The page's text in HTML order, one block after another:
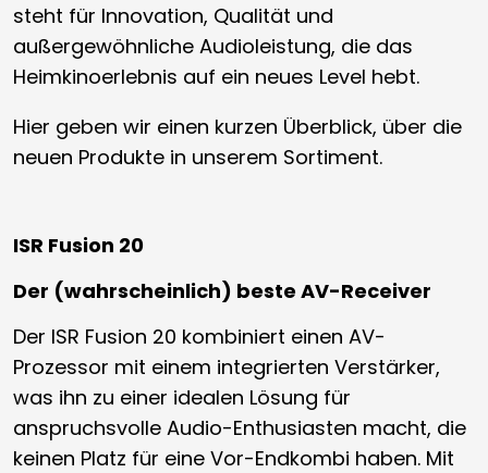
steht für Innovation, Qualität und
außergewöhnliche Audioleistung, die das
Heimkinoerlebnis auf ein neues Level hebt.
Hier geben wir einen kurzen Überblick, über die
neuen Produkte in unserem Sortiment.
ISR Fusion 20
Der (wahrscheinlich) beste AV-Receiver
Der ISR Fusion 20 kombiniert einen AV-
Prozessor mit einem integrierten Verstärker,
was ihn zu einer idealen Lösung für
anspruchsvolle Audio-Enthusiasten macht, die
keinen Platz für eine Vor-Endkombi haben. Mit